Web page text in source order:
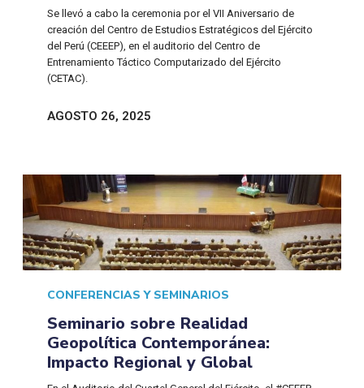
Se llevó a cabo la ceremonia por el VII Aniversario de
creación del Centro de Estudios Estratégicos del Ejército
del Perú (CEEEP), en el auditorio del Centro de
Entrenamiento Táctico Computarizado del Ejército
(CETAC).
AGOSTO 26, 2025
CONFERENCIAS Y SEMINARIOS
Seminario sobre Realidad
Geopolítica Contemporánea:
Impacto Regional y Global